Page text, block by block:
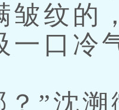
皱纹的
一口冷
”沈溯